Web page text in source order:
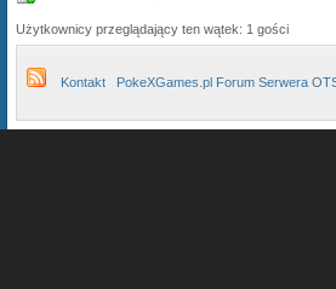
Użytkownicy przeglądający ten wątek: 1 gości
Kontakt PokeXGames.pl Forum Serwera